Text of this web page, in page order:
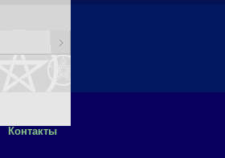
Контакты